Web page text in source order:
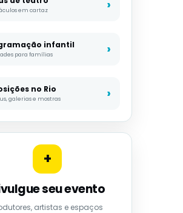
em cartaz
infantil
para famílias
no Rio
galerias e mostras
+
seu evento
artistas e espaços